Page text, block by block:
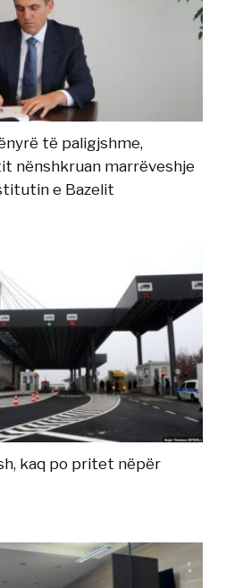
të paligjshme,
nënshkruan marrëveshje
e Bazelit
kaq po pritet nëpër